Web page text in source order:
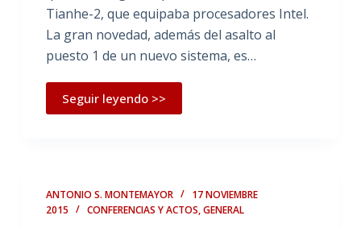
Tianhe-2, que equipaba procesadores Intel.
La gran novedad, además del asalto al
puesto 1 de un nuevo sistema, es…
Seguir leyendo >>
ANTONIO S. MONTEMAYOR
17 NOVIEMBRE
2015
CONFERENCIAS Y ACTOS,GENERAL